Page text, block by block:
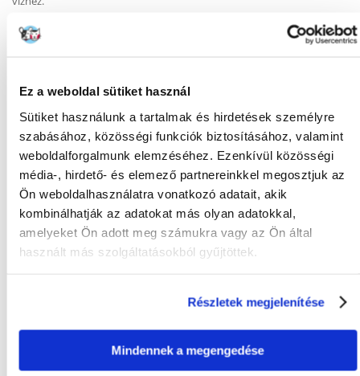
Ez a weboldal sütiket használ
Sütiket használunk a tartalmak és hirdetések személyre
szabásához, közösségi funkciók biztosításához, valamint
weboldalforgalmunk elemzéséhez. Ezenkívül közösségi
média-, hirdető- és elemező partnereinkkel megosztjuk az
Ön weboldalhasználatra vonatkozó adatait, akik
kombinálhatják az adatokat más olyan adatokkal,
amelyeket Ön adott meg számukra vagy az Ön által
használt más szolgáltatásokból gyűjtöttek.
Részletek megjelenítése
Mindennek a megengedése
hatékony higiéniai tisztítást.
Optimális űrtartalom – 0,35 liter és 12 cm átmérőjű, így kis és közepes
méretű kutyáknak ideális.
Műszaki adatok:
Térfogat: 0,35 l
Átmérő: 12 cm
Anyag: Kerámia
Szín: Kék-bézs
Gyakori Kérdések (GYIK)